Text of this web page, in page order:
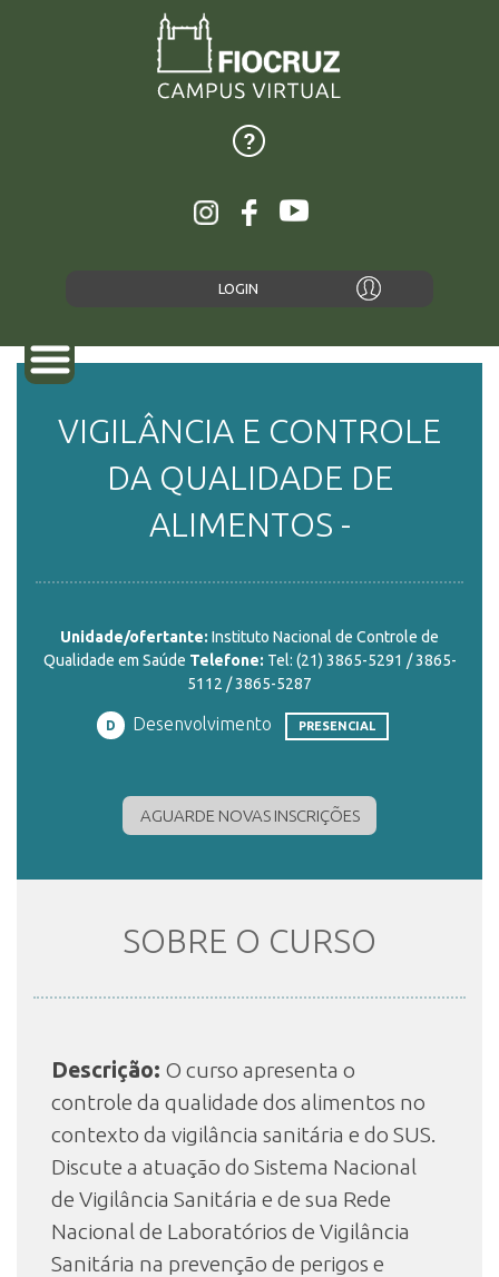
LOGIN
CURSOS
PLATAFORMAS
DOCUMENTOS
INSCRIÇÃO E SELEÇÃO
VIGILÂNCIA E CONTROLE
DA QUALIDADE DE
ALIMENTOS -
Unidade/ofertante: Instituto Nacional de Controle de
Qualidade em Saúde Telefone: Tel: (21) 3865-5291 / 3865-
5112 / 3865-5287
D Desenvolvimento PRESENCIAL
AGUARDE NOVAS INSCRIÇÕES
SOBRE O CURSO
Descrição: O curso apresenta o
controle da qualidade dos alimentos no
contexto da vigilância sanitária e do SUS.
Discute a atuação do Sistema Nacional
de Vigilância Sanitária e de sua Rede
Nacional de Laboratórios de Vigilância
Sanitária na prevenção de perigos e